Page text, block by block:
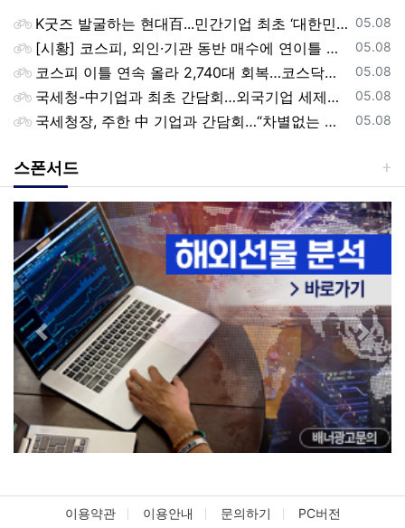
등록일
05.08
K굿즈 발굴하는 현대百...민간기업 최초 ‘대한민국 관광공모전’ 후원
등록일
05.08
[시황] 코스피, 외인·기관 동반 매수에 연이틀 상승…2745.05 마감
등록일
05.08
코스피 이틀 연속 올라 2,740대 회복…코스닥은 강보합(종합)
등록일
05.08
국세청-中기업과 최초 간담회…외국기업 세제혜택 등 논의
등록일
05.08
국세청장, 주한 中 기업과 간담회…“차별없는 공정과세 약속”
스폰서드
Previous Next
이용약관 이용안내 문의하기 PC버전